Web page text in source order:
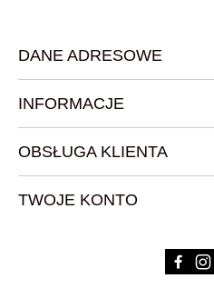
DANE ADRESOWE
INFORMACJE
OBSŁUGA KLIENTA
TWOJE KONTO